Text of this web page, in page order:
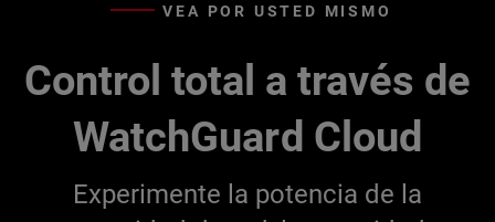
VEA POR USTED MISMO
Control total a través de
WatchGuard Cloud
Experimente la potencia de la